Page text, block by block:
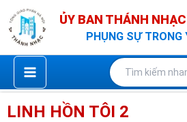
Nhảy
tới
nội
dung
ỦY BAN THÁNH
PHỤNG SỰ TRONG
LINH HỒN TÔI 2